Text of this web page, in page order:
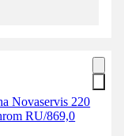
Novaservis 220
RU/869,0